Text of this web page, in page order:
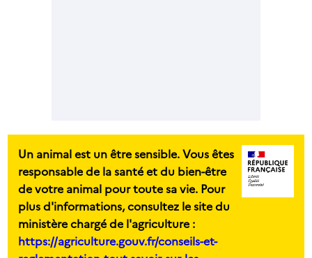
Un animal est un être sensible. Vous êtes
responsable de la santé et du bien-être
de votre animal pour toute sa vie. Pour
plus d'informations, consultez le site du
ministère chargé de l'agriculture :
https://agriculture.gouv.fr/conseils-et-